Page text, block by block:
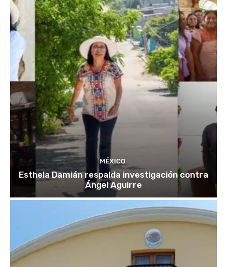
MÉXICO
Esthela Damián respalda investigación contra
Ángel Aguirre